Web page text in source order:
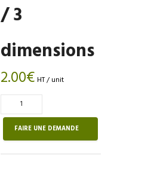
/ 3
dimensions
2.00€ HT / unit
Quantité
de
Tomette
hexagonale
FAIRE UNE DEMANDE